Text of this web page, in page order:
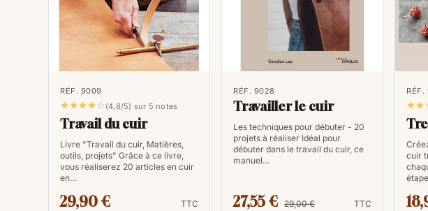
8. Développer sa
En lisant des livres sur le travail du
Vous apprendrez à personnaliser
style personnel à travers vos
En conclusion, la lecture d'un livre
préparatoire. C'est une source
pour les artisans de tous niveaux.
perfectionner vos compétences,
moyen sûr de réussir dans cet
RÉF. 9009
  (4,8/5) sur 5 notes
Travail du cuir
Livre "Travail du cuir, Matières,
outils, projets" Grâce à ce livre,
vous réaliserez 20 articles en cuir
en…
29,90 € TTC
RÉF. 9028
Travailler le cuir
Les techniques pour débuter - 20
projets à réaliser Idéal pour
débuter dans le travail du cuir, ce
manuel…
27,55 € 29,00 € TTC
RÉF.

cuir